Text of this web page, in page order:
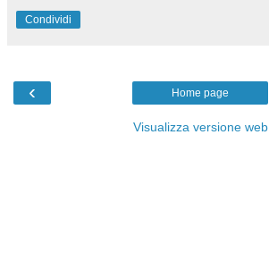
Condividi
‹ Home page
Visualizza versione web